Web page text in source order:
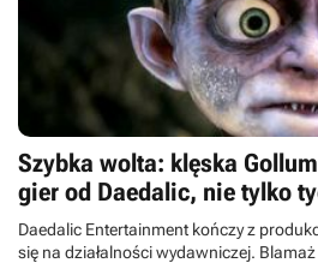
Szybka wolta: klęska
gier od Daedalic, nie tylko
Daedalic Entertainment kończy z
się na działalności wydawniczej.